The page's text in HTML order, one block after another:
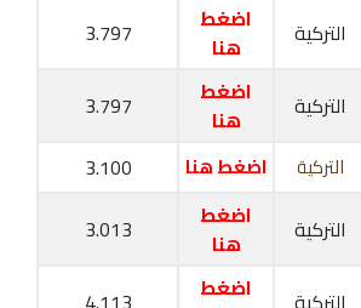
التركية
اضغط
هنا
3.797
التركية
اضغط
هنا
3.797
التركية اضغط هنا
3.100
التركية
اضغط
هنا
3.013
اضغط